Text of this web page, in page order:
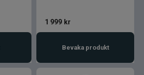
1 999 kr
Bevaka produkt